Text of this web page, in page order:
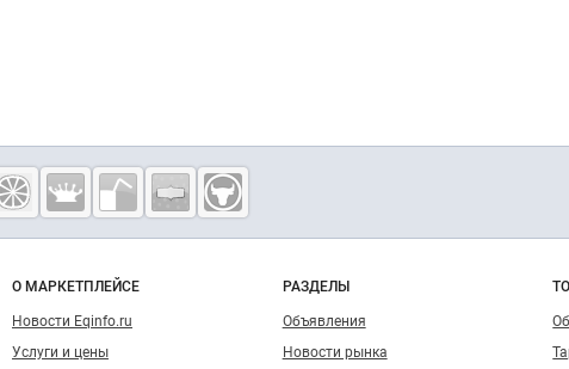
Навигация по сайту
О МАРКЕТПЛЕЙСЕ
Новости Eqinfo.ru
Услуги и цены
РАЗДЕЛЫ
Объявления
Новости рынка